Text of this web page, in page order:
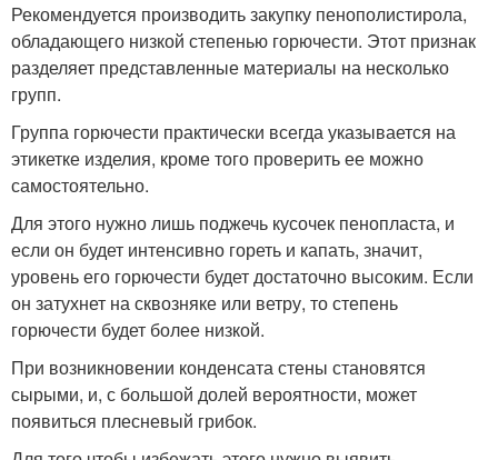
Рекомендуется производить закупку пенополистирола,
обладающего низкой степенью горючести. Этот признак
разделяет представленные материалы на несколько
групп.
Группа горючести практически всегда указывается на
этикетке изделия, кроме того проверить ее можно
самостоятельно.
Для этого нужно лишь поджечь кусочек пенопласта, и
если он будет интенсивно гореть и капать, значит,
уровень его горючести будет достаточно высоким. Если
он затухнет на сквозняке или ветру, то степень
горючести будет более низкой.
При возникновении конденсата стены становятся
сырыми, и, с большой долей вероятности, может
появиться плесневый грибок.